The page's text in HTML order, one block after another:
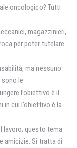
oncologico? Tutti
magazzinieri,
per poter tutelare
ma nessuno
le
l’obiettivo è il
in cui l’obiettivo è la
lavoro; questo tema
amicizie. Si tratta di